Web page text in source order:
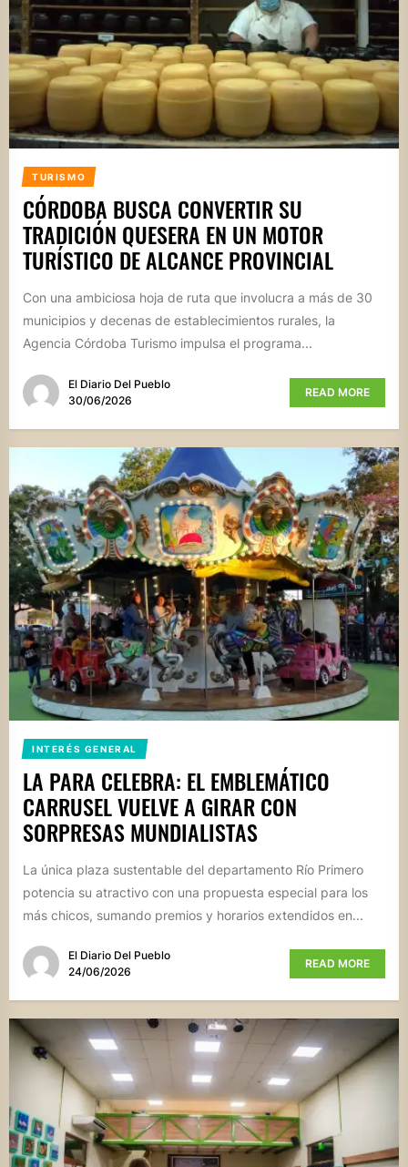
TURISMO
CÓRDOBA BUSCA CONVERTIR SU
TRADICIÓN QUESERA EN UN MOTOR
TURÍSTICO DE ALCANCE PROVINCIAL
Con una ambiciosa hoja de ruta que involucra a más de 30
municipios y decenas de establecimientos rurales, la
Agencia Córdoba Turismo impulsa el programa...
El Diario Del Pueblo
30/06/2026
READ MORE
INTERÉS GENERAL
LA PARA CELEBRA: EL EMBLEMÁTICO
CARRUSEL VUELVE A GIRAR CON
SORPRESAS MUNDIALISTAS
La única plaza sustentable del departamento Río Primero
potencia su atractivo con una propuesta especial para los
más chicos, sumando premios y horarios extendidos en...
El Diario Del Pueblo
24/06/2026
READ MORE